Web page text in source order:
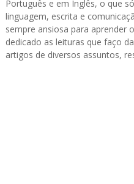
Português e em Inglês, o que
linguagem, escrita e
sempre ansiosa para aprender
dedicado as leituras que faço
artigos de diversos assuntos,